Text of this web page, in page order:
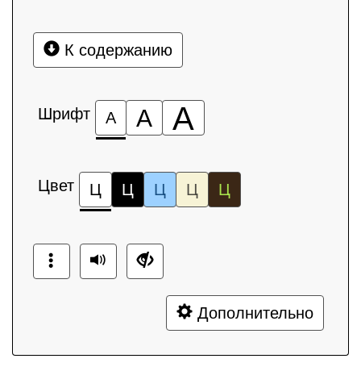
К содержанию
Шрифт А А А
Цвет Ц Ц Ц Ц Ц
Дополнительно